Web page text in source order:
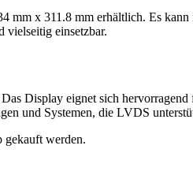
x 311.8 mm erhältlich. Es
vielseitig einsetzbar.
Display eignet sich
und Systemen, die LVDS
gekauft werden.